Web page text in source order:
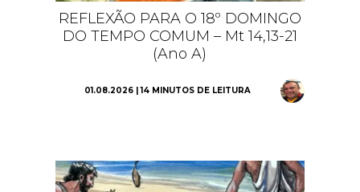
REFLEXÃO PARA O 18º DOMINGO
DO TEMPO COMUM – Mt 14,13-21
(Ano A)
01.08.2026 | 14 MINUTOS DE LEITURA